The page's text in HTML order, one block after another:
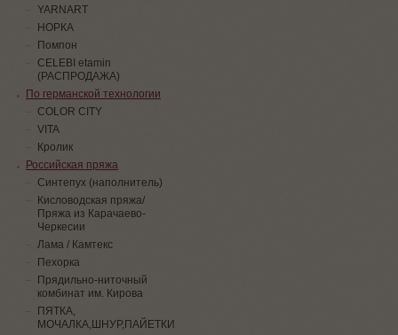
YARNART
НОРКА
Помпон
СELEBI etamin
(РАСПРОДАЖА)
По германской технологии
COLOR CITY
VITA
Кролик
Российская пряжа
Синтепух (наполнитель)
Кисловодская пряжа/
Пряжа из Карачаево-
Черкесии
Лама / Камтекс
Пехорка
Прядильно-ниточный
комбинат им. Кирова
ПЯТКА,
МОЧАЛКА,ШНУР,ПАЙЕТКИ